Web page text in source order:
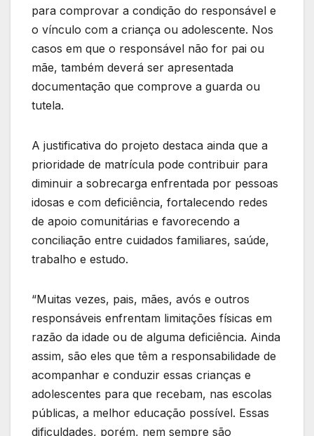
para comprovar a condição do responsável e
o vínculo com a criança ou adolescente. Nos
casos em que o responsável não for pai ou
mãe, também deverá ser apresentada
documentação que comprove a guarda ou
tutela.
A justificativa do projeto destaca ainda que a
prioridade de matrícula pode contribuir para
diminuir a sobrecarga enfrentada por pessoas
idosas e com deficiência, fortalecendo redes
de apoio comunitárias e favorecendo a
conciliação entre cuidados familiares, saúde,
trabalho e estudo.
“Muitas vezes, pais, mães, avós e outros
responsáveis enfrentam limitações físicas em
razão da idade ou de alguma deficiência. Ainda
assim, são eles que têm a responsabilidade de
acompanhar e conduzir essas crianças e
adolescentes para que recebam, nas escolas
públicas, a melhor educação possível. Essas
dificuldades, porém, nem sempre são